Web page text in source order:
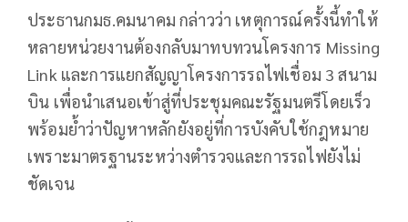
ประธานกมธ.คมนาคม กล่าวว่า เหตุการณ์ครั้งนี้ทำให้
หลายหน่วยงานต้องกลับมาทบทวนโครงการ Missing
Link และการแยกสัญญาโครงการรถไฟเชื่อม 3 สนาม
บิน เพื่อนำเสนอเข้าสู่ที่ประชุมคณะรัฐมนตรีโดยเร็ว
พร้อมย้ำว่าปัญหาหลักยังอยู่ที่การบังคับใช้กฎหมาย
เพราะมาตรฐานระหว่างตำรวจและการรถไฟยังไม่
ชัดเจน